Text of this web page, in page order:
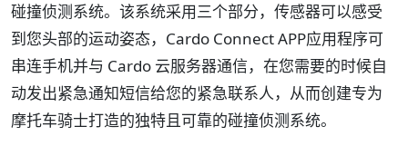
碰撞侦测系统。该系统采用三个部分，传感器可以感受
到您头部的运动姿态，Cardo Connect APP应用程序可
串连手机并与 Cardo 云服务器通信，在您需要的时候自
动发出紧急通知短信给您的紧急联系人，从而创建专为
摩托车骑士打造的独特且可靠的碰撞侦测系统。